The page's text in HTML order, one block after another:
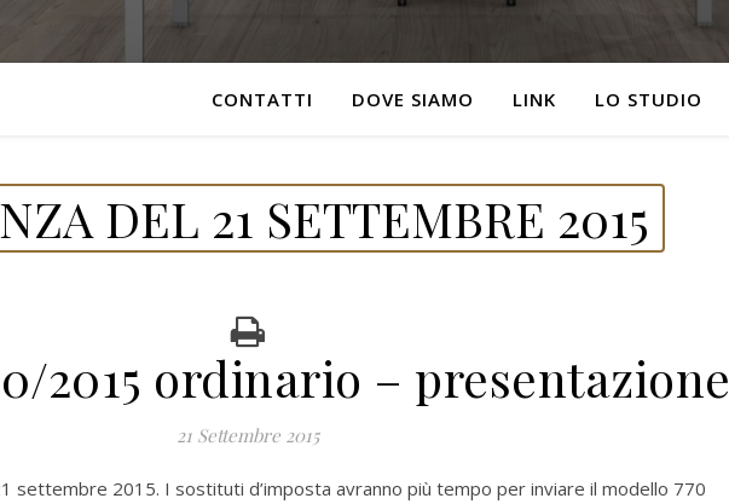
CONTATTI DOVE SIAMO LINK LO STUDIO
DEL 21 SETTEMBRE 2015
2015 ordinario – presentazione
21 Settembre 2015
settembre 2015. I sostituti d’imposta avranno più tempo per inviare il modello 770